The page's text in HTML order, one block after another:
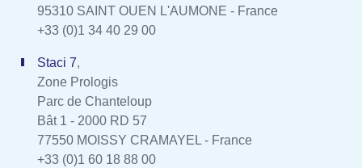
95310 SAINT OUEN L'AUMONE - France
+33 (0)1 34 40 29 00
Staci 7,
Zone Prologis
Parc de Chanteloup
Bât 1 - 2000 RD 57
77550 MOISSY CRAMAYEL - France
+33 (0)1 60 18 88 00